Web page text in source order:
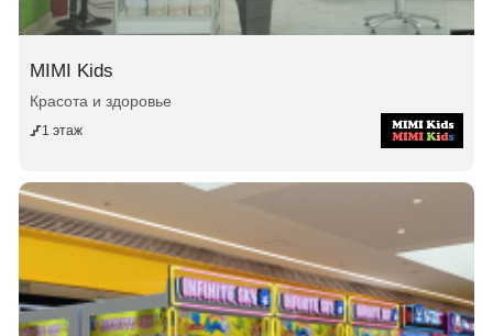
MIMI Kids
Красота и здоровье
1 этаж